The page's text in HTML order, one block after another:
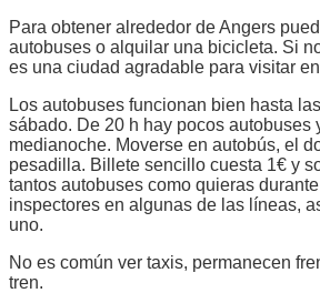
Para obtener alrededor de Angers
autobuses o alquilar una bicicleta. Si
es una ciudad agradable para visitar
Los autobuses funcionan bien hasta
sábado. De 20 h hay pocos autobuses
medianoche. Moverse en autobús, el
pesadilla. Billete sencillo cuesta 1€ y
tantos autobuses como quieras
inspectores en algunas de las líneas,
uno.
No es común ver taxis, permanecen
tren.